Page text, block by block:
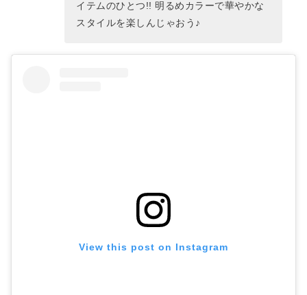
イテムのひとつ!! 明るめカラーで華やかな
スタイルを楽しんじゃおう♪
View this post on Instagram